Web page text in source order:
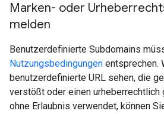
Marken- oder
melden
Benutzerdefinierte Subdomains
Nutzungsbedingungen entsprechen.
benutzerdefinierte URL sehen, die
verstößt oder einen urheberrechtlich
ohne Erlaubnis verwendet, können